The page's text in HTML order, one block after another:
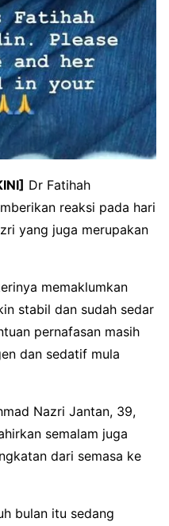
Dr Fatihah
reaksi pada hari
yang juga merupakan
memaklumkan
stabil dan sudah sedar
pernafasan masih
dan sedatif mula
Nazri Jantan, 39,
semalam juga
dari semasa ke
bulan itu sedang